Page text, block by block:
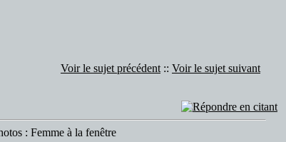
Voir le sujet précédent :: Voir le sujet suivant
: Femme à la fenêtre